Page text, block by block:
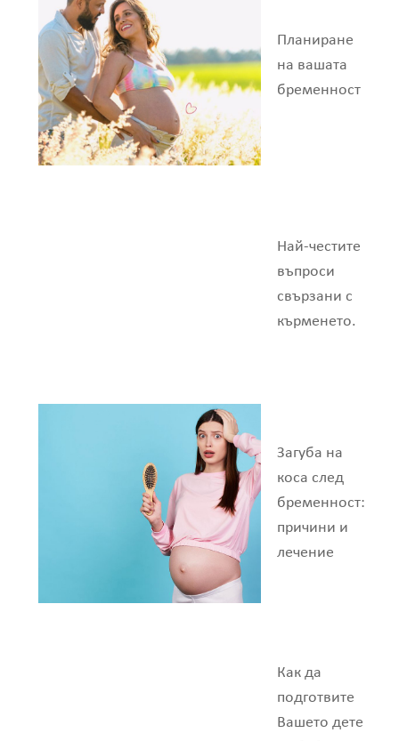
Планиране
на вашата
бременност
Най-честите
въпроси
свързани с
кърменето.
Загуба на
коса след
бременност:
причини и
лечение
Как да
подготвите
Вашето дете